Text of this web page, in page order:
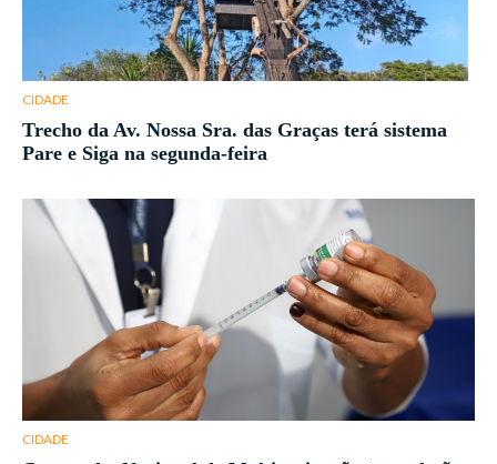
CIDADE
Trecho da Av. Nossa Sra. das Graças terá sistema
Pare e Siga na segunda-feira
CIDADE